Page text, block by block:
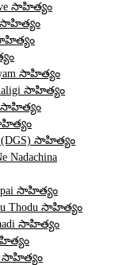
సాహిత్యం
సాహిత్యం
సాహిత్యం
సాహిత్యం
Kaligi సాహిత్యం
సాహిత్యం
(DGS) సాహిత్యం
Nadachina
సాహిత్యం
Thodu సాహిత్యం
సాహిత్యం
సాహిత్యం